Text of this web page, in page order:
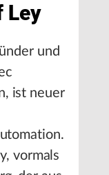
Ley
und
ist neuer
vormals